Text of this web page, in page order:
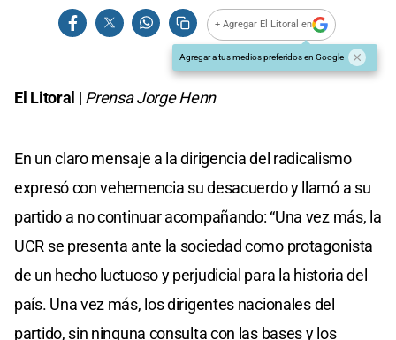
+ Agregar El Litoral en
Agregar a tus medios preferidos en Google
El Litoral | Prensa Jorge Henn
En un claro mensaje a la dirigencia del radicalismo
expresó con vehemencia su desacuerdo y llamó a su
partido a no continuar acompañando: “Una vez más, la
UCR se presenta ante la sociedad como protagonista
de un hecho luctuoso y perjudicial para la historia del
país. Una vez más, los dirigentes nacionales del
partido, sin ninguna consulta con las bases y los